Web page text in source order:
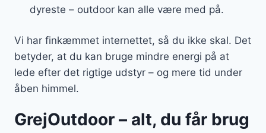
dyreste – outdoor kan alle være med på.
Vi har finkæmmet internettet, så du ikke skal. Det
betyder, at du kan bruge mindre energi på at
lede efter det rigtige udstyr – og mere tid under
åben himmel.
GrejOutdoor – alt, du får brug